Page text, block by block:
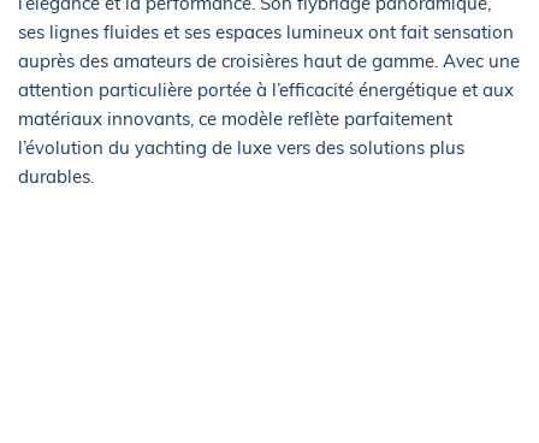
ses lignes fluides et ses espaces lumineux ont fait sensation
auprès des amateurs de croisières haut de gamme. Avec une
attention particulière portée à l’efficacité énergétique et aux
matériaux innovants, ce modèle reflète parfaitement
l’évolution du yachting de luxe vers des solutions plus
durables.